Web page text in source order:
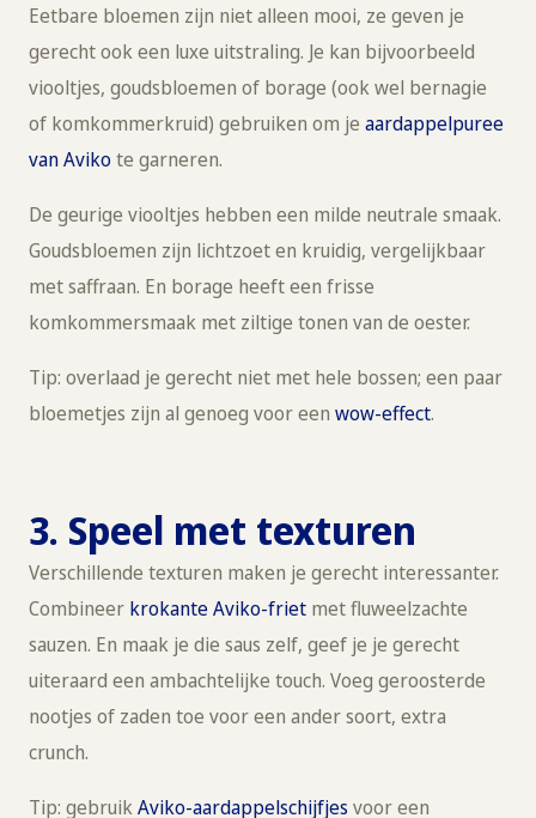
Eetbare bloemen zijn niet alleen mooi, ze geven je
gerecht ook een luxe uitstraling. Je kan bijvoorbeeld
viooltjes, goudsbloemen of borage (ook wel bernagie
of komkommerkruid) gebruiken om je aardappelpuree
van Avikote garneren.
De geurige viooltjes hebben een milde neutrale smaak.
Goudsbloemen zijn lichtzoet en kruidig, vergelijkbaar
met saffraan. En borage heeft een frisse
komkommersmaak met ziltige tonen van de oester.
Tip: overlaad je gerecht niet met hele bossen; een paar
bloemetjes zijn al genoeg voor een wow-effect.
3. Speel met texturen
Verschillende texturen maken je gerecht interessanter.
Combineer krokante Aviko-friet met fluweelzachte
sauzen. En maak je die saus zelf, geef je je gerecht
uiteraard een ambachtelijke touch. Voeg geroosterde
nootjes of zaden toe voor een ander soort, extra
crunch.
Tip: gebruikAviko-aardappelschijfjes voor een